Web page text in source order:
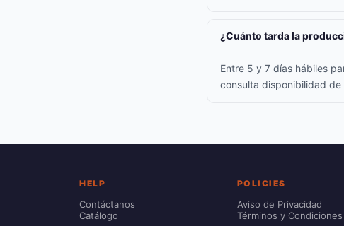
¿Cuánto tarda la
Entre 5 y 7 días hábiles
consulta disponibilidad de
HELP
Contáctanos
Catálogo
POLICIES
Aviso de Privacidad
Términos y Condiciones